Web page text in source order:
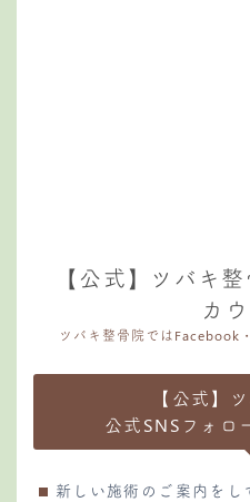
【公式】ツバキ
カ
ツバキ整骨院ではFacebook
【公式】
公式SNSフォロ
新しい施術のご案内をし